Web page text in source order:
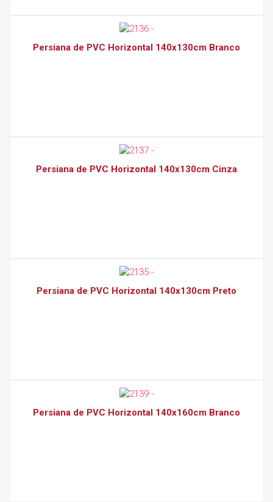
Persiana de PVC Horizontal 140x130cm Branco
Persiana de PVC Horizontal 140x130cm Cinza
Persiana de PVC Horizontal 140x130cm Preto
Persiana de PVC Horizontal 140x160cm Branco